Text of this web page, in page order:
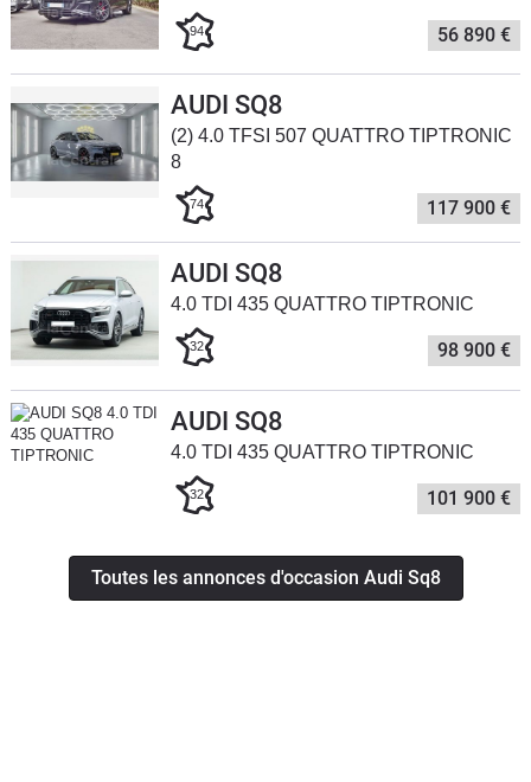
Forum
Moto
Marques
94 56 890 €
AUDI SQ8
(2) 4.0 TFSI 507 QUATTRO TIPTRONIC
8
74 117 900 €
AUDI SQ8
4.0 TDI 435 QUATTRO TIPTRONIC
32 98 900 €
AUDI SQ8
4.0 TDI 435 QUATTRO TIPTRONIC
32 101 900 €
Toutes les annonces d'occasion Audi Sq8